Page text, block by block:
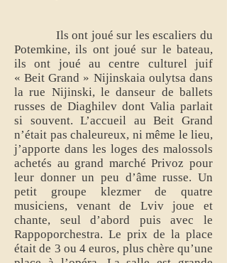
Ils ont joué sur les escaliers du
Potemkine, ils ont joué sur le bateau,
ils ont joué au centre culturel juif
« Beit Grand » Nijinskaia oulytsa dans
la rue Nijinski, le danseur de ballets
russes de Diaghilev dont Valia parlait
si souvent. L’accueil au Beit Grand
n’était pas chaleureux, ni même le lieu,
j’apporte dans les loges des malossols
achetés au grand marché Privoz pour
leur donner un peu d’âme russe. Un
petit groupe klezmer de quatre
musiciens, venant de Lviv joue et
chante, seul d’abord puis avec le
Rappoporchestra. Le prix de la place
était de 3 ou 4 euros, plus chère qu’une